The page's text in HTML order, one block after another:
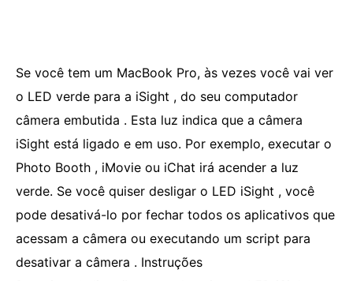
Se você tem um MacBook Pro, às vezes você vai ver
o LED verde para a iSight , do seu computador
câmera embutida . Esta luz indica que a câmera
iSight está ligado e em uso. Por exemplo, executar o
Photo Booth , iMovie ou iChat irá acender a luz
verde. Se você quiser desligar o LED iSight , você
pode desativá-lo por fechar todos os aplicativos que
acessam a câmera ou executando um script para
desativar a câmera . Instruções